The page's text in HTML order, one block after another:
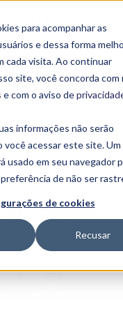
para acompanhar as
e dessa forma
cada visita. Ao continuar
site, você concorda com
e com o aviso de
informações não serão
você acessar este site. Um
usado em seu navegador
de não ser
de cookies
Recusar
>Acontece
curso:
e Qualidade
Trabalho